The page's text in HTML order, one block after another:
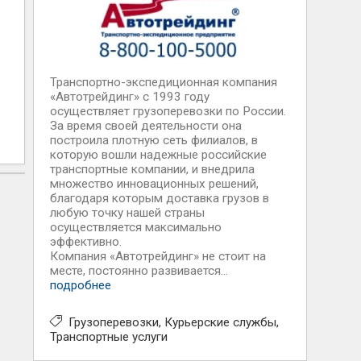
Транспортно-экспедиционная компания
«Автотрейдинг» с 1993 году
осуществляет грузоперевозки по России.
За время своей деятельности она
построила плотную сеть филиалов, в
которую вошли надежные российские
транспортные компании, и внедрила
множество инновационных решений,
благодаря которым доставка грузов в
любую точку нашей страны
осуществляется максимально
эффективно.
Компания «Автотрейдинг» не стоит на
месте, постоянно развивается...
подробнее
Грузоперевозки Курьерские службы
Транспортные услуги